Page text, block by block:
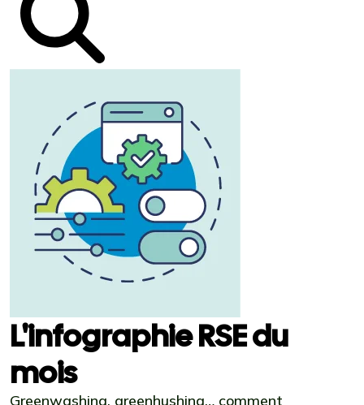
L'infographie RSE du
mois
Greenwashing, greenhushing… comment